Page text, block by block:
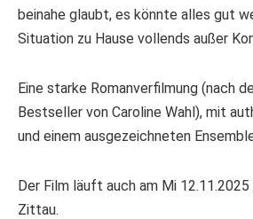
beinahe glaubt, es könnte alles gut
Situation zu Hause vollends außer
Eine starke Romanverfilmung (nach
Bestseller von Caroline Wahl), mit
und einem ausgezeichneten
Der Film läuft auch am Mi 12.11.2025
Zittau.